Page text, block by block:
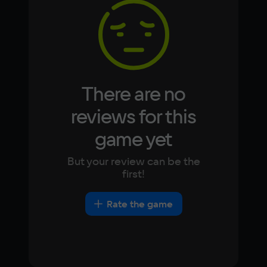
Video card
NVIDIA GeForce GTX 1660
DirectX(R): 12, Звуковая карта: совместимая
Japanese
There are no
reviews for this
game yet
But your review can be the
first!
Rate the game